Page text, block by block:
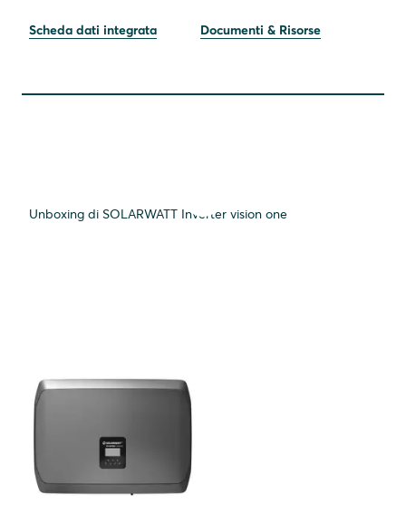
Scheda dati integrata Documenti & Risorse
Unboxing di SOLARWATT Inverter vision one